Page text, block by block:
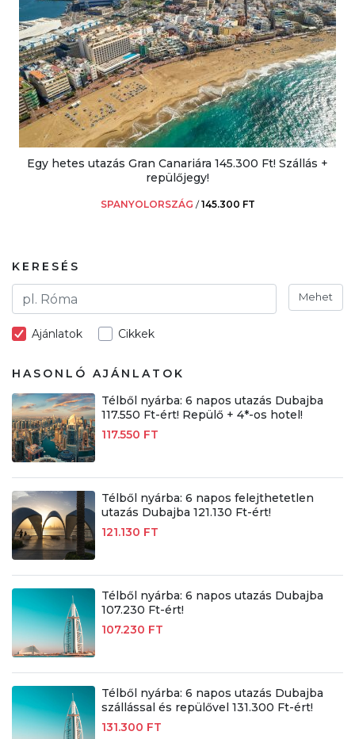
Egy hetes utazás Gran Canariára 145.300 Ft! Szállás +
repülőjegy!
SPANYOLORSZÁG /145.300 FT
KERESÉS
Mehet
Ajánlatok Cikkek
HASONLÓ AJÁNLATOK
Télből nyárba: 6 napos utazás Dubajba
117.550 Ft-ért! Repülő + 4*-os hotel!
117.550 FT
Télből nyárba: 6 napos felejthetetlen
utazás Dubajba 121.130 Ft-ért!
121.130 FT
Télből nyárba: 6 napos utazás Dubajba
107.230 Ft-ért!
107.230 FT
Télből nyárba: 6 napos utazás Dubajba
szállással és repülővel 131.300 Ft-ért!
131.300 FT